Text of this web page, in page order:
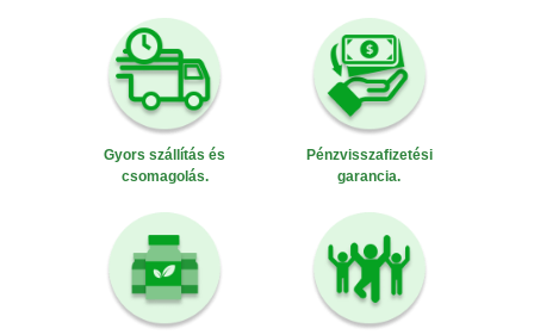
Gyors szállítás és
csomagolás.
Pénzvisszafizetési
garancia.